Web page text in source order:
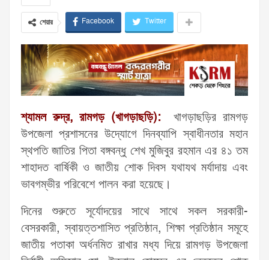
শেয়ার Facebook Twitter
শ্যামল রুদ্র, রামগড় (খাগড়াছড়ি):
খাগড়াছড়ির রামগড়
উপজেলা প্রশাসনের উদ্যোগে দিনব্যাপি স্বাধীনতার মহান
স্থপতি জাতির পিতা বঙ্গবন্ধু শেখ মুজিবুর রহমান এর ৪১ তম
শাহাদত বার্ষিকী ও জাতীয় শোক দিবস যথাযথ মর্যাদায় এবং
ভাবগম্ভীর পরিবেশে পালন করা হয়েছে।
দিনের শুরুতে সূর্যোদয়ের সাথে সাথে সকল সরকারী-
বেসরকারী, স্বায়ত্তশাসিত প্রতিষ্ঠান, শিক্ষা প্রতিষ্ঠান সমূহে
জাতীয় পতাকা অর্ধনমিত রাখার মধ্য দিয়ে রামগড় উপজেলা